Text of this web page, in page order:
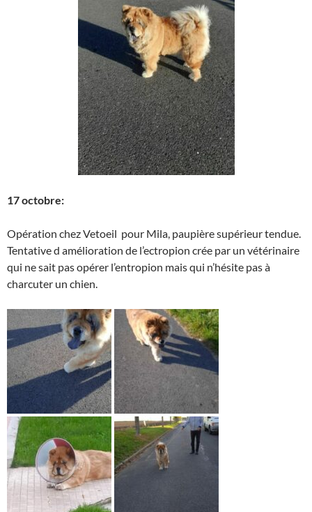
17 octobre:
Opération chez Vetoeil pour Mila, paupière supérieur tendue.
Tentative d amélioration de l’ectropion crée par un vétérinaire
qui ne sait pas opérer l’entropion mais qui n’hésite pas à
charcuter un chien.